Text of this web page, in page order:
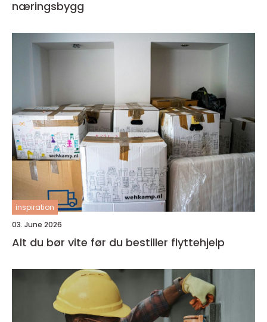
næringsbygg
inspiration
03. June 2026
Alt du bør vite før du bestiller flyttehjelp